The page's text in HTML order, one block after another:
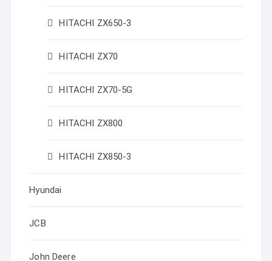
HITACHI ZX650-3
HITACHI ZX70
HITACHI ZX70-5G
HITACHI ZX800
HITACHI ZX850-3
Hyundai
JCB
John Deere